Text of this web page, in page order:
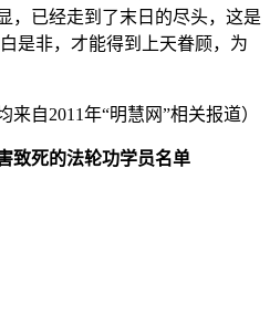
，已经走到了末日的尽头，这是
是非，才能得到上天眷顾，为
来自2011年“明慧网”相关报道）
致死的法轮功学员名单